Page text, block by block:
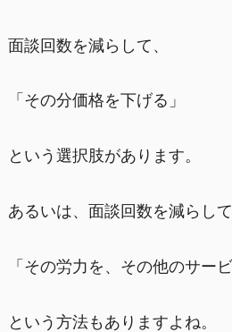
面談回数を減らして、
「その分価格を下げる」
という選択肢があります。
あるいは、面談回数を減らして
「その労力を、その他のサー
という方法もありますよね。